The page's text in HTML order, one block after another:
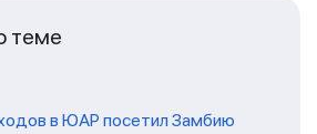
теме
в ЮАР посетил Замбию